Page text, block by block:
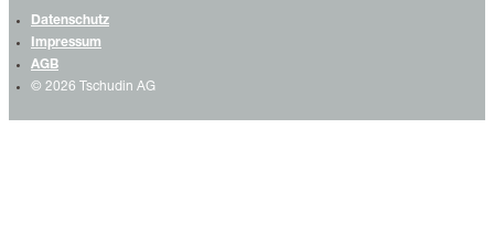
Datenschutz
Impressum
AGB
© 2026 Tschudin AG